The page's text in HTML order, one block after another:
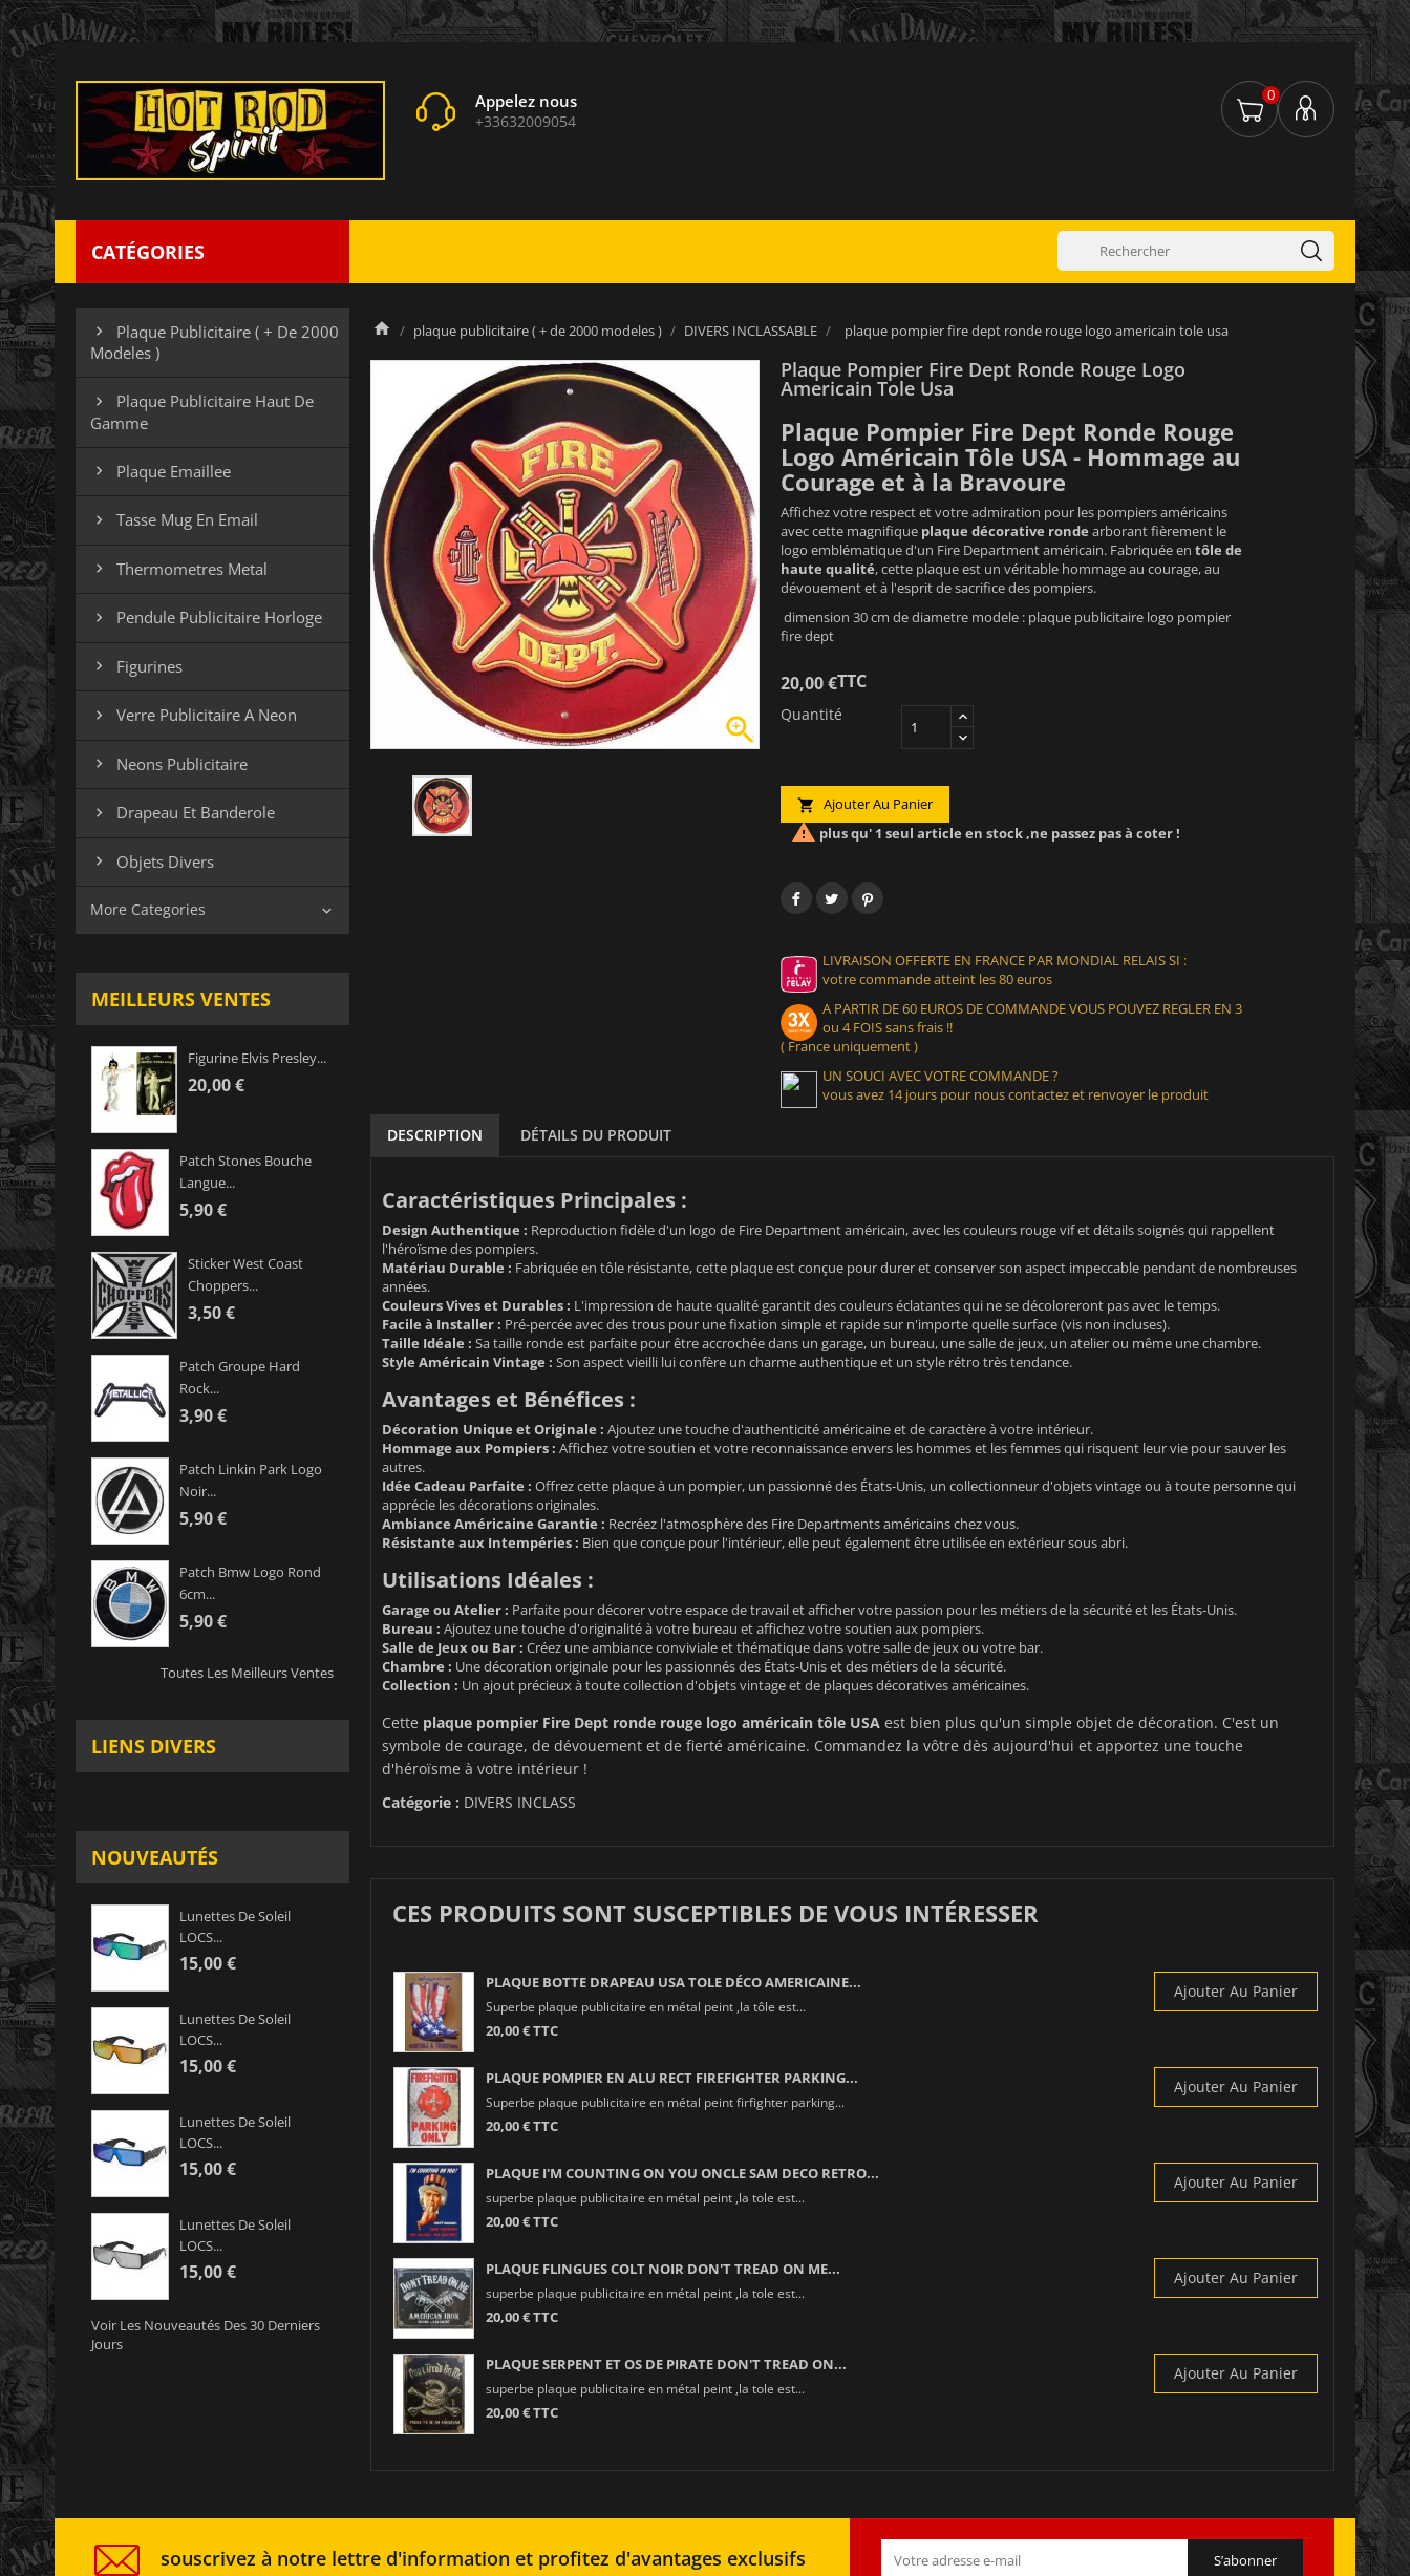
Appelez nous
+33632009054
0
CATÉGORIES

Plaque Publicitaire ( + De 2000
Modeles )

Plaque Publicitaire Haut De
Gamme
 Plaque Emaillee
 Tasse Mug En Email
 Thermometres Metal
 Pendule Publicitaire Horloge
 Figurines
 Verre Publicitaire A Neon
 Neons Publicitaire
 Drapeau Et Banderole
 Objets Divers
More Categories 
MEILLEURS VENTES
Figurine Elvis Presley...
20,00 €
Patch Stones Bouche
Langue...
5,90 €
Sticker West Coast
Choppers...
3,50 €
Patch Groupe Hard
Rock...
3,90 €
Patch Linkin Park Logo
Noir...
5,90 €
Patch Bmw Logo Rond
6cm...
5,90 €
Toutes Les Meilleurs Ventes
LIENS DIVERS
NOUVEAUTÉS
Lunettes De Soleil
LOCS...
15,00 €
Lunettes De Soleil
LOCS...
15,00 €
Lunettes De Soleil
LOCS...
15,00 €
Lunettes De Soleil
LOCS...
15,00 €
Voir Les Nouveautés Des 30 Derniers
Jours
plaque publicitaire ( + de 2000 modeles ) DIVERS INCLASSABLE plaque pompier fire dept ronde rouge logo americain tole usa

Plaque Pompier Fire Dept Ronde Rouge Logo
Americain Tole Usa
Plaque Pompier Fire Dept Ronde Rouge
Logo Américain Tôle USA - Hommage au
Courage et à la Bravoure
Affichez votre respect et votre admiration pour les pompiers américains
avec cette magnifique plaque décorative ronde arborant fièrement le
logo emblématique d'un Fire Department américain. Fabriquée en tôle de
haute qualité, cette plaque est un véritable hommage au courage, au
dévouement et à l'esprit de sacrifice des pompiers.
dimension 30 cm de diametre modele : plaque publicitaire logo pompier
fire dept
20,00 €TTC
Quantité
 Ajouter Au Panier
 plus qu' 1 seul article en stock ,ne passez pas à coter !
LIVRAISON OFFERTE EN FRANCE PAR MONDIAL RELAIS SI :
votre commande atteint les 80 euros
A PARTIR DE 60 EUROS DE COMMANDE VOUS POUVEZ REGLER EN 3
ou 4 FOIS sans frais !!
( France uniquement )
UN SOUCI AVEC VOTRE COMMANDE ?
vous avez 14 jours pour nous contactez et renvoyer le produit
DESCRIPTION DÉTAILS DU PRODUIT
Caractéristiques Principales :
Design Authentique : Reproduction fidèle d'un logo de Fire Department américain, avec les couleurs rouge vif et détails soignés qui rappellent
l'héroïsme des pompiers.
Matériau Durable : Fabriquée en tôle résistante, cette plaque est conçue pour durer et conserver son aspect impeccable pendant de nombreuses
années.
Couleurs Vives et Durables : L'impression de haute qualité garantit des couleurs éclatantes qui ne se décoloreront pas avec le temps.
Facile à Installer : Pré-percée avec des trous pour une fixation simple et rapide sur n'importe quelle surface (vis non incluses).
Taille Idéale : Sa taille ronde est parfaite pour être accrochée dans un garage, un bureau, une salle de jeux, un atelier ou même une chambre.
Style Américain Vintage : Son aspect vieilli lui confère un charme authentique et un style rétro très tendance.
Avantages et Bénéfices :
Décoration Unique et Originale : Ajoutez une touche d'authenticité américaine et de caractère à votre intérieur.
Hommage aux Pompiers : Affichez votre soutien et votre reconnaissance envers les hommes et les femmes qui risquent leur vie pour sauver les
autres.
Idée Cadeau Parfaite : Offrez cette plaque à un pompier, un passionné des États-Unis, un collectionneur d'objets vintage ou à toute personne qui
apprécie les décorations originales.
Ambiance Américaine Garantie : Recréez l'atmosphère des Fire Departments américains chez vous.
Résistante aux Intempéries : Bien que conçue pour l'intérieur, elle peut également être utilisée en extérieur sous abri.
Utilisations Idéales :
Garage ou Atelier : Parfaite pour décorer votre espace de travail et afficher votre passion pour les métiers de la sécurité et les États-Unis.
Bureau : Ajoutez une touche d'originalité à votre bureau et affichez votre soutien aux pompiers.
Salle de Jeux ou Bar : Créez une ambiance conviviale et thématique dans votre salle de jeux ou votre bar.
Chambre : Une décoration originale pour les passionnés des États-Unis et des métiers de la sécurité.
Collection : Un ajout précieux à toute collection d'objets vintage et de plaques décoratives américaines.
Cette plaque pompier Fire Dept ronde rouge logo américain tôle USA est bien plus qu'un simple objet de décoration. C'est un
symbole de courage, de dévouement et de fierté américaine. Commandez la vôtre dès aujourd'hui et apportez une touche
d'héroïsme à votre intérieur !
Catégorie : DIVERS INCLASS
CES PRODUITS SONT SUSCEPTIBLES DE VOUS INTÉRESSER
PLAQUE BOTTE DRAPEAU USA TOLE DÉCO AMERICAINE...
Superbe plaque publicitaire en métal peint ,la tôle est...
20,00 € TTC
Ajouter Au Panier
PLAQUE POMPIER EN ALU RECT FIREFIGHTER PARKING...
Superbe plaque publicitaire en métal peint firfighter parking...
20,00 € TTC
Ajouter Au Panier
PLAQUE I'M COUNTING ON YOU ONCLE SAM DECO RETRO...
superbe plaque publicitaire en métal peint ,la tole est...
20,00 € TTC
Ajouter Au Panier
PLAQUE FLINGUES COLT NOIR DON'T TREAD ON ME...
superbe plaque publicitaire en métal peint ,la tole est...
20,00 € TTC
Ajouter Au Panier
PLAQUE SERPENT ET OS DE PIRATE DON'T TREAD ON...
superbe plaque publicitaire en métal peint ,la tole est...
20,00 € TTC
Ajouter Au Panier
souscrivez à notre lettre d'information et profitez d'avantages exclusifs